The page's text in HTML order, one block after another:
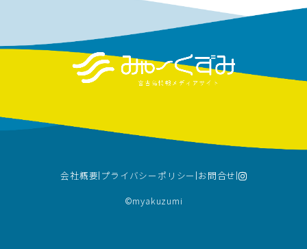
会社概要 プライバシーポリシー お問合せ
©︎myakuzumi